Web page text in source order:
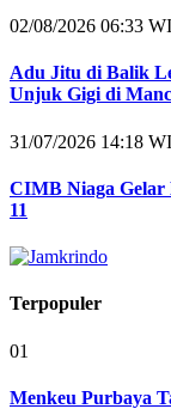
02/08/2026 06:33
Adu Jitu di Balik
Unjuk Gigi di
31/07/2026 14:18
CIMB Niaga Gelar
11
Terpopuler
01
Menkeu Purbaya